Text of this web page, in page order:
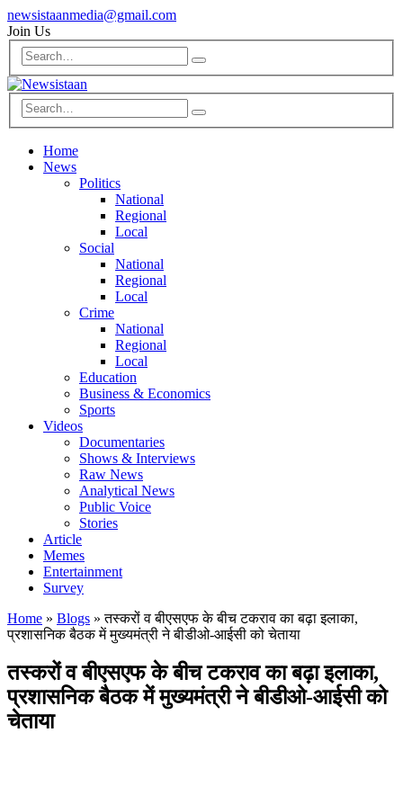
newsistaanmedia@gmail.com
Join Us
Home
News
Politics
National
Regional
Local
Social
National
Regional
Local
Crime
National
Regional
Local
Education
Business & Economics
Sports
Videos
Documentaries
Shows & Interviews
Raw News
Analytical News
Public Voice
Stories
Article
Memes
Entertainment
Survey
Home » Blogs »तस्करों व बीएसएफ के बीच टकराव का बढ़ा इलाका,
प्रशासनिक बैठक में मुख्यमंत्री ने बीडीओ-आईसी को चेताया
तस्करों व बीएसएफ के बीच टकराव का बढ़ा इलाका,
प्रशासनिक बैठक में मुख्यमंत्री ने बीडीओ-आईसी को
चेताया